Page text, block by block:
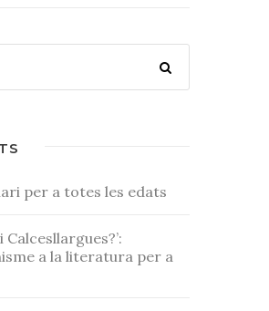
per a totes les edats
Calcesllargues?’:
a la literatura per a